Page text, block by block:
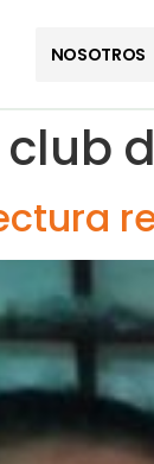
NOSOTROS
club